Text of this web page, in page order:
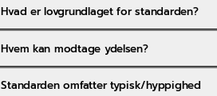
Hvad er lovgrundlaget for standarden?
Hvem kan modtage ydelsen?
Standarden omfatter typisk/hyppighed